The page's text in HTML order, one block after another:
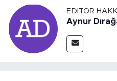
EDITÖR
Aynur